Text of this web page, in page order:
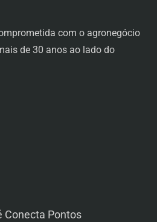
com o agronegócio
de 30 anos ao lado do
Conecta Pontos